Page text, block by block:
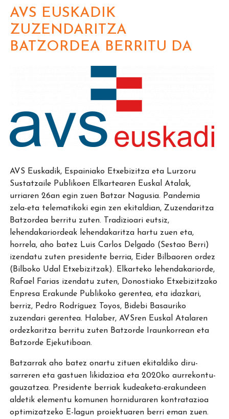
AVS EUSKADIK
ZUZENDARITZA
BATZORDEA BERRITU DA
AVS Euskadik, Espainiako Etxebizitza eta Lurzoru
Sustatzaile Publikoen Elkartearen Euskal Atalak,
urriaren 26an egin zuen Batzar Nagusia. Pandemia
zela-eta telematikoki egin zen ekitaldian, Zuzendaritza
Batzordea berritu zuten. Tradizioari eutsiz,
lehendakariordeak lehendakaritza hartu zuen eta,
horrela, aho batez Luis Carlos Delgado (Sestao Berri)
izendatu zuten presidente berria, Eider Bilbaoren ordez
(Bilboko Udal Etxebizitzak). Elkarteko lehendakariorde,
Rafael Farias izendatu zuten, Donostiako Etxebizitzako
Enpresa Erakunde Publikoko gerentea, eta idazkari,
berriz, Pedro Rodríguez Toyos, Bidebi Basauriko
zuzendari gerentea. Halaber, AVSren Euskal Atalaren
ordezkaritza berritu zuten Batzorde Iraunkorrean eta
Batzorde Ejekutiboan.
Batzarrak aho batez onartu zituen ekitaldiko diru-
sarreren eta gastuen likidazioa eta 2020ko aurrekontu-
gauzatzea. Presidente berriak kudeaketa-erakundeen
aldetik elementu komunen horniduraren kontratazioa
optimizatzeko E-lagun proiektuaren berri eman zuen.